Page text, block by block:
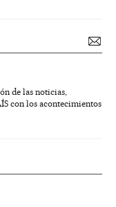
de las noticias,
con los acontecimientos